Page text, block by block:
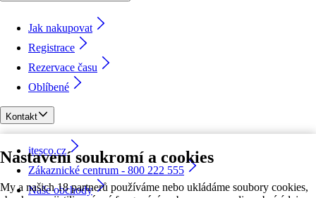
Nastavení soukromí a cookies
My a našich 18 partnerů používáme nebo ukládáme soubory cookies,
Jak nakupovat
Registrace
Rezervace času
Oblíbené
Kontakt
itesco.cz
Zákaznické centrum - 800 222 555
Naše obchody